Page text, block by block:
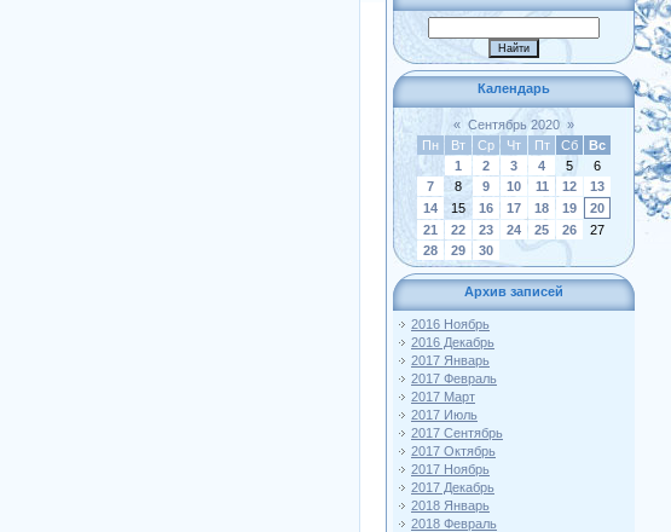
Календарь
« Сентябрь 2020 »
Пн
Вт Ср Чт Пт Сб
Вс
1
2 3 4 5
6
7
8 9 10 11 12
13
14
15 16 17 18 19
20
21
22 23 24 25 26
27
28
29 30
Архив записей
2016 Ноябрь
2016 Декабрь
2017 Январь
2017 Февраль
2017 Март
2017 Июль
2017 Сентябрь
2017 Октябрь
2017 Ноябрь
2017 Декабрь
2018 Январь
2018 Февраль